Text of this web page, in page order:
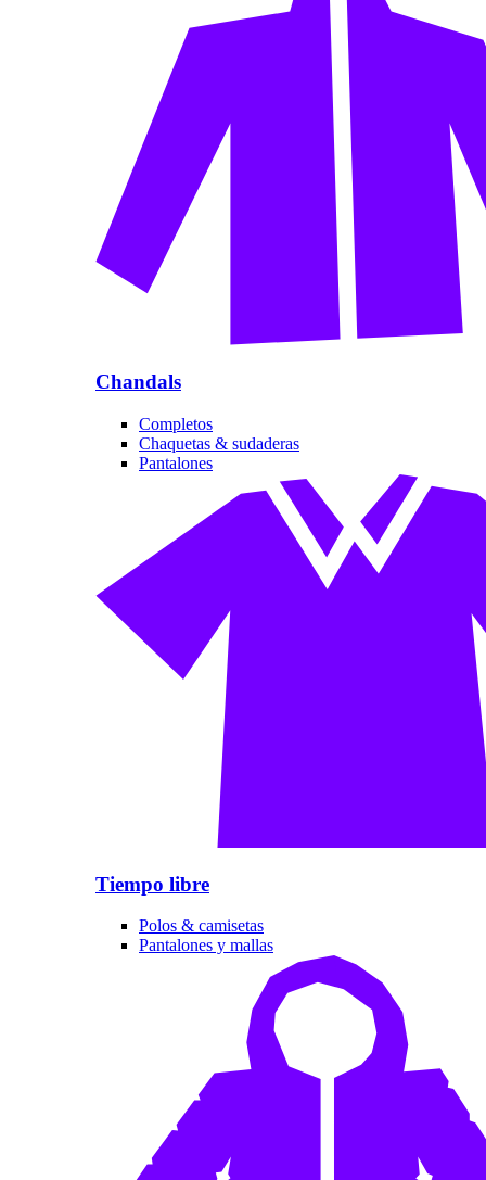
Chandals
Completos
Chaquetas & sudaderas
Pantalones
Tiempo libre
Polos & camisetas
Pantalones y mallas